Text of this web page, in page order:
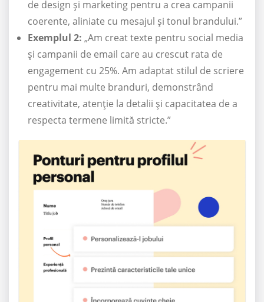
de design și marketing pentru a crea campanii
coerente, aliniate cu mesajul și tonul brandului.”
Exemplul 2: „Am creat texte pentru social media
și campanii de email care au crescut rata de
engagement cu 25%. Am adaptat stilul de scriere
pentru mai multe branduri, demonstrând
creativitate, atenție la detalii și capacitatea de a
respecta termene limită stricte.”